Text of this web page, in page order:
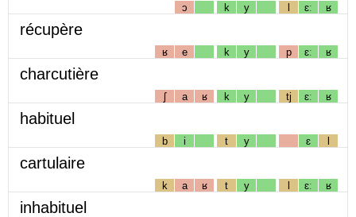
ɔ k y l ɛː ʁ
récupère
ʁ e k y p ɛː ʁ
charcutière
ʃ a ʁ k y tj ɛː ʁ
habituel
b i t y ɛ l
cartulaire
k a ʁ t y l ɛː ʁ
inhabituel